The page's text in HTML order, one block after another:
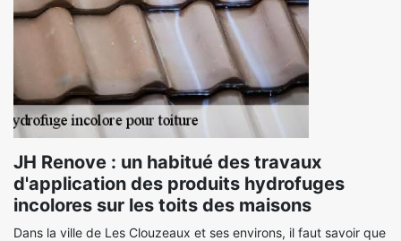
JH Renove : un habitué des travaux
d'application des produits hydrofuges
incolores sur les toits des maisons
Dans la ville de Les Clouzeaux et ses environs, il faut savoir que